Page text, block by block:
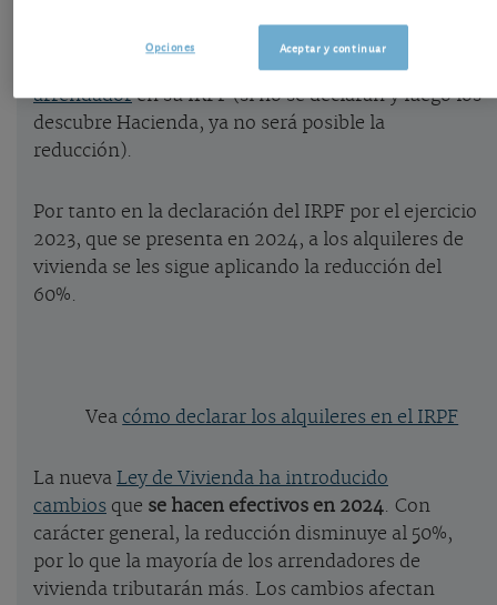
sobre los ingresos netos de losalquileres
. Siempre quelos declare el
arrendadoren su IRPF (si no se declaran y luego los
descubre Hacienda, ya no será posible la
reducción).
Por tanto en la declaración del IRPF por el ejercicio
2023, que se presenta en 2024, a los alquileres de
vivienda se les sigue aplicando la reducción del
60%.
Vea cómo declarar los alquileres en el IRPF
La nueva Ley de Vivienda ha introducido
cambios que se hacen efectivos en 2024. Con
carácter general, la reducción disminuye al 50%,
por lo que la mayoría de los arrendadores de
vivienda tributarán más. Los cambios afectan
Aceptar y continuar
Opciones